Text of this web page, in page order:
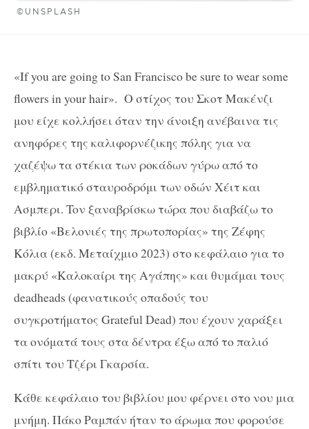
©UNSPLASH
«If you are going to San Francisco be sure to wear some
flowers in your hair». O στίχος του Σκοτ Μακένζι
μου είχε κολλήσει όταν την άνοιξη ανέβαινα τις
ανηφόρες της καλιφορνέζικης πόλης για να
χαζέψω τα στέκια των ροκάδων γύρω από το
εμβληματικό σταυροδρόμι των οδών Χέιτ και
Ασμπερι. Toν ξαναβρίσκω τώρα που διαβάζω το
βιβλίο «Βελονιές της πρωτοπορίας» της Ζέφης
Κόλια (εκδ. Μεταίχμιο 2023) στο κεφάλαιο για το
μακρύ «Καλοκαίρι της Αγάπης» και θυμάμαι τους
deadheads (φανατικούς οπαδούς του
συγκροτήματος Grateful Dead) που έχουν χαράξει
τα ονόματά τους στα δέντρα έξω από το παλιό
σπίτι του Τζέρι Γκαρσία.
Kάθε κεφάλαιο του βιβλίου μου φέρνει στο νου μια
μνήμη. Πάκο Ραμπάν ήταν το άρωμα που φορούσε